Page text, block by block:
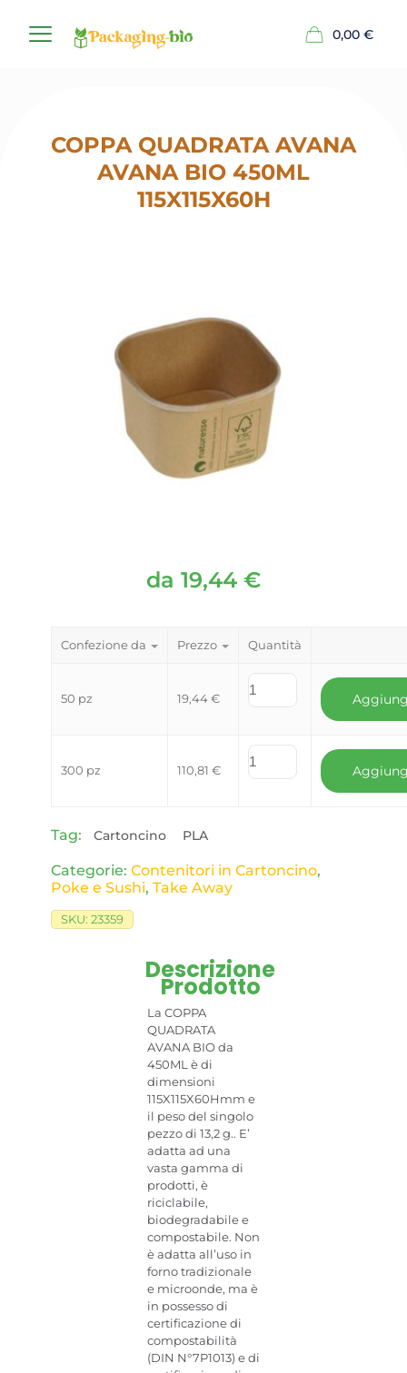
0,00 €
COPPA QUADRATA AVANA
AVANA BIO 450ML
115X115X60H
da 19,44 €
Confezione da Prezzo Quantità
50 pz 19,44€
300 pz 110,81 €
Tag: Cartoncino PLA
Categorie: Contenitori in Cartoncino,
Poke e Sushi, Take Away
SKU: 23359
Descrizione
Prodotto
La COPPA
QUADRATA
AVANA BIO da
450ML è di
dimensioni
115X115X60Hmm e
il peso del singolo
pezzo di 13,2 g.. E’
adatta ad una
vasta gamma di
prodotti, è
riciclabile,
biodegradabile e
compostabile. Non
è adatta all’uso in
forno tradizionale
e microonde, ma è
in possesso di
certificazione di
compostabilità
(DIN N°7P1013) e di